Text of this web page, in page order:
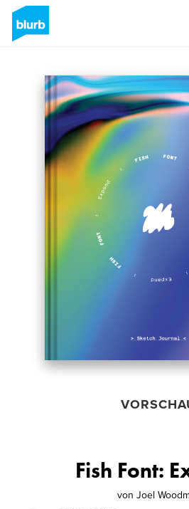
Fish Font:
von Joel